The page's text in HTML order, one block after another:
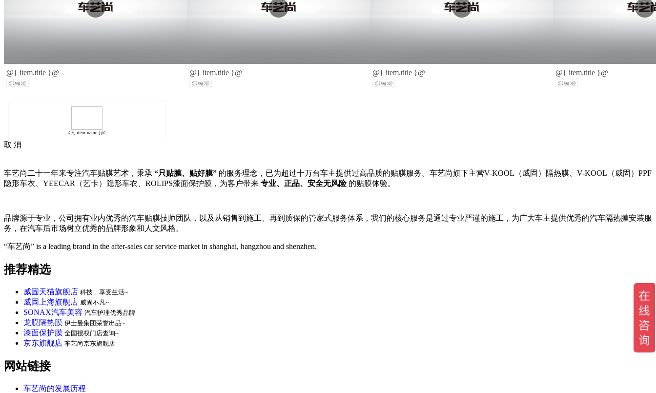
@{ item.title }@
@{ tag }@
@{ item.title }@
@{ tag }@
@{ item.title }@
@{ tag }@
@{ item.title }@
@{ tag }@
@{ item.name }@
取 消
车艺尚二十一年来专注汽车贴膜艺术，秉承 “只贴膜、贴好膜” 的服务理念，已为超过十万台车主提供过高品质的贴膜服务。车艺尚旗下主营V-KOOL（威固）隔热膜、V-KOOL（威固）PPF
隐形车衣、YEECAR（艺卡）隐形车衣、ROLIPS漆面保护膜，为客户带来 专业、正品、安全无风险的贴膜体验。
品牌源于专业，公司拥有业内优秀的汽车贴膜技师团队，以及从销售到施工、再到质保的管家式服务体系，我们的核心服务是通过专业严谨的施工，为广大车主提供优秀的汽车隔热膜安装服
务，在汽车后市场树立优秀的品牌形象和人文风格。
“车艺尚” is a leading brand in the after-sales car service market in shanghai, hangzhou and shenzhen.
推荐精选
威固天猫旗舰店 科技，享受生活~
威固上海旗舰店 威固不凡~
SONAX汽车美容 汽车护理优秀品牌
龙膜隔热膜 伊士曼集团荣誉出品~
漆面保护膜 全国授权门店查询~
京东旗舰店 车艺尚京东旗舰店
网站链接
车艺尚的发展历程